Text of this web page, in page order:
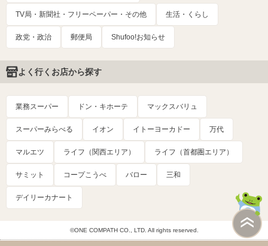
TV局・新聞社・フリーペーパー・その他 生活・くらし
政党・政治 郵便局 Shufoo!お知らせ
よく行くお店から探す
業務スーパー ドン・キホーテ マックスバリュ
スーパーみらべる イオン イトーヨーカドー 万代
マルエツ ライフ（関西エリア） ライフ（首都圏エリア）
サミット コープこうべ バロー 三和
デイリーカナート
©ONE COMPATH CO., LTD. All rights reserved.